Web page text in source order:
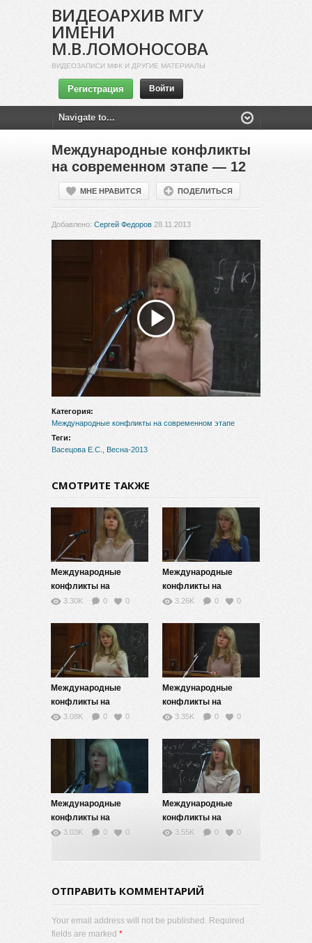
ВИДЕОАРХИВ МГУ
ИМЕНИ
М.В.ЛОМОНОСОВА
ВИДЕОЗАПИСИ МФК И ДРУГИЕ МАТЕРИАЛЫ
Регистрация Войти
Международные конфликты
на современном этапе — 12
МНЕ НРАВИТСЯ ПОДЕЛИТЬСЯ
Добавлено: Сергей Федоров 28.11.2013
Воспроизвести
видео
Категория:
Международные конфликты на современном этапе
Теги:
Васецова Е.С.
Весна-2013
СМОТРИТЕ ТАКЖЕ
Международные
конфликты на
современном этапе —
3.30K 0 0
Международные
конфликты на
современном этапе —
3.26K 0 0
Международные
конфликты на
современном этапе —
3.08K 0 0
Международные
конфликты на
современном этапе —
3.35K 0 0
Международные
конфликты на
современном этапе —
3.03K 0 0
Международные
конфликты на
современном этапе —
3.55K 0 0
ОТПРАВИТЬ КОММЕНТАРИЙ
Your email address will not be published. Required
fields are marked *